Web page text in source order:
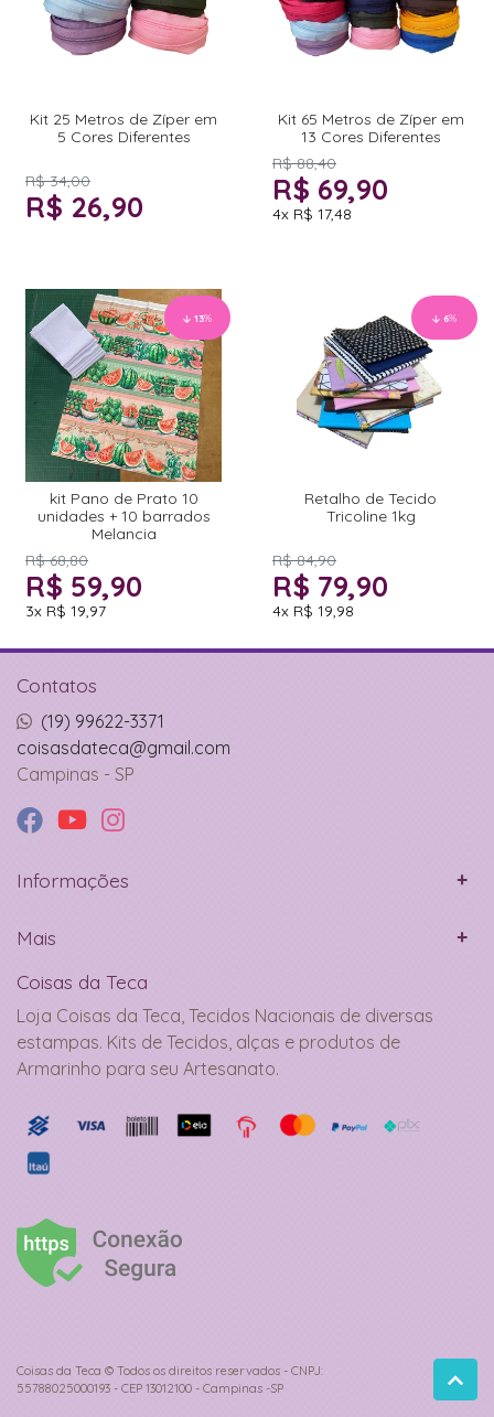
Kit 25 Metros de Zíper em
5 Cores Diferentes
R$ 34,00
R$ 26,90
Kit 65 Metros de Zíper em
13 Cores Diferentes
R$ 88,40
R$ 69,90
4x R$ 17,48
13%
kit Pano de Prato 10
unidades + 10 barrados
Melancia
R$ 68,80
R$ 59,90
3x R$ 19,97
6%
Retalho de Tecido
Tricoline 1kg
R$ 84,90
R$ 79,90
4x R$ 19,98
Contatos
(19) 99622-3371
coisasdateca@gmail.com
Campinas - SP
Informações
Mais
Coisas da Teca
Loja Coisas da Teca, Tecidos Nacionais de diversas
estampas. Kits de Tecidos, alças e produtos de
Armarinho para seu Artesanato.
Coisas da Teca © Todos os direitos reservados - CNPJ:
55788025000193 - CEP 13012100 - Campinas -SP